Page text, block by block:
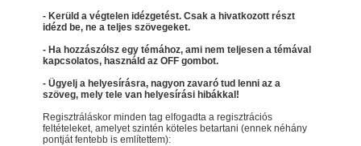
- Kerüld a végtelen idézgetést. Csak a hivatkozott részt
idézd be, ne a teljes szövegeket.
- Ha hozzászólsz egy témához, ami nem teljesen a témával
kapcsolatos, használd az OFF gombot.
- Ügyelj a helyesírásra, nagyon zavaró tud lenni az a
szöveg, mely tele van helyesírási hibákkal!
Regisztráláskor minden tag elfogadta a regisztrációs
feltételeket, amelyet szintén köteles betartani (ennek néhány
pontját fentebb is említettem):